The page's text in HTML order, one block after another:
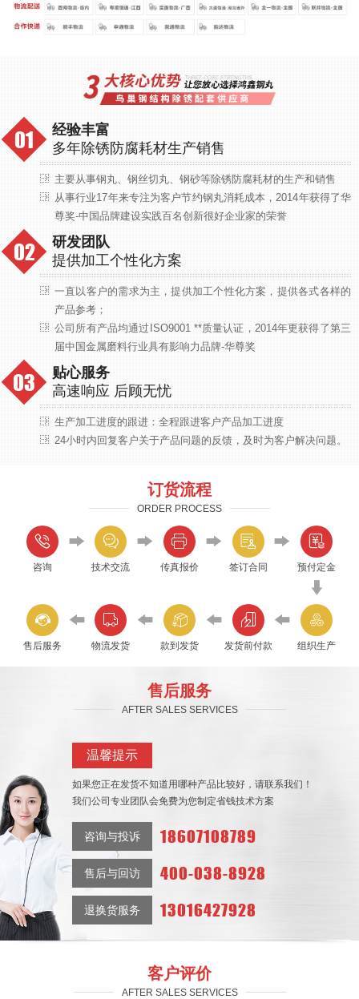
经验丰富
多年除锈防腐耗材生产销售
主要从事钢丸、钢丝切丸、钢砂等除锈防腐耗材的生产和销售
从事行业17年来专注为客户节约钢丸消耗成本，2014年获得了华
尊奖-中国品牌建设实践百名创新很好企业家的荣誉
研发团队
提供加工个性化方案
一直以客户的需求为主，提供加工个性化方案，提供各式各样的
产品参考；
公司所有产品均通过ISO9001 **质量认证，2014年更获得了第三
届中国金属磨料行业具有影响力品牌-华尊奖
贴心服务
高速响应 后顾无忧
生产加工进度的跟进：全程跟进客户产品加工进度
24小时内回复客户关于产品问题的反馈，及时为客户解决问题。
订货流程
ORDER PROCESS
咨询 技术交流 传真报价 签订合同 预付定金
组织生产
发货前付款
款到发货
物流发货
售后服务
售后服务
AFTER SALES SERVICES
温馨提示
如果您正在发货不知道用哪种产品比较好，请联系我们！
我们公司专业团队会免费为您制定省钱技术方案
咨询与投诉 18607108789
售后与回访 400-038-8928
退换货服务 13016427928
客户评价
AFTER SALES SERVICES